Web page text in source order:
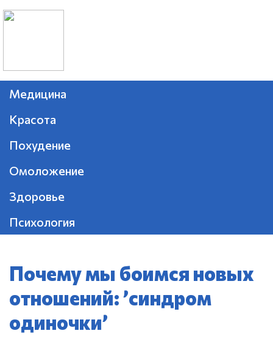
Медицина
Красота
Похудение
Омоложение
Здоровье
Психология
Почему мы боимся новых
отношений: ’синдром
одиночки’